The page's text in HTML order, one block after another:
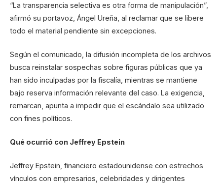
“La transparencia selectiva es otra forma de manipulación”,
afirmó su portavoz, Ángel Ureña, al reclamar que se libere
todo el material pendiente sin excepciones.
Según el comunicado, la difusión incompleta de los archivos
busca reinstalar sospechas sobre figuras públicas que ya
han sido inculpadas por la fiscalía, mientras se mantiene
bajo reserva información relevante del caso. La exigencia,
remarcan, apunta a impedir que el escándalo sea utilizado
con fines políticos.
Qué ocurrió con Jeffrey Epstein
Jeffrey Epstein, financiero estadounidense con estrechos
vínculos con empresarios, celebridades y dirigentes